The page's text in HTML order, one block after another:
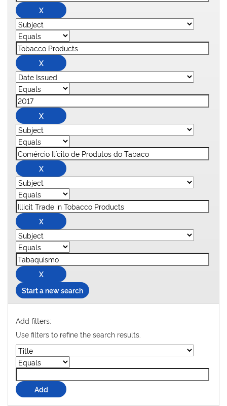
Start a new search
Add filters:
Use filters to refine the search results.